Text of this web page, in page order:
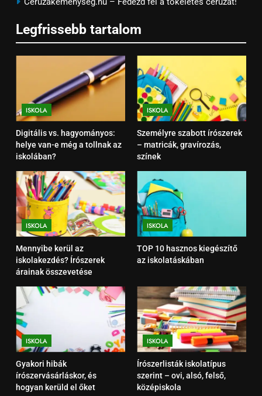
1
Digitális vs. hagyományos: helye
van-e még a tollnak az
iskolában?
ISKOLA
2
Személyre szabott írószerek –
matricák, gravírozás, színek
ISKOLA
3
Mennyibe kerül az
iskolakezdés? Írószerek árainak
összevetése
4
TOP 10 hasznos kiegészítő az
iskolatáskában
ISKOLA
5
Gyakori hibák
írószervásárláskor, és hogyan
Legfrissebb tartalom
ISKOLA
Digitális vs. hagyományos:
helye van-e még a tollnak az
iskolában?
ISKOLA
Személyre szabott írószerek
– matricák, gravírozás,
színek
ISKOLA
Mennyibe kerül az
iskolakezdés? Írószerek
árainak összevetése
ISKOLA
TOP 10 hasznos kiegészítő
az iskolatáskában
ISKOLA
Gyakori hibák
írószervásárláskor, és
hogyan kerüld el őket
ISKOLA
Írószerlisták iskolatípus
szerint – ovi, alsó, felső,
középiskola